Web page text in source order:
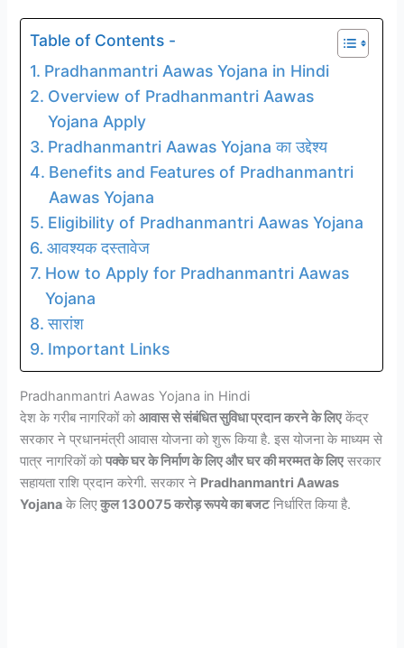
Table of Contents -
Pradhanmantri Aawas Yojana in Hindi
Overview of Pradhanmantri Aawas
Yojana Apply
Pradhanmantri Aawas Yojana का उद्देश्य
Benefits and Features of Pradhanmantri
Aawas Yojana
Eligibility of Pradhanmantri Aawas Yojana
आवश्यक दस्तावेज
How to Apply for Pradhanmantri Aawas
Yojana
सारांश
Important Links
Pradhanmantri Aawas Yojana in Hindi
देश के गरीब नागरिकों कोआवास से संबंधित सुविधा प्रदान करने के लिएकेंद्र
सरकार ने प्रधानमंत्री आवास योजना को शुरू किया है. इस योजना के माध्यम से
पात्र नागरिकों कोपक्के घर के निर्माण के लिए और घर की मरम्मत के लिएसरकार
सहायता राशि प्रदान करेगी. सरकार ने Pradhanmantri Aawas
Yojana के लिएकुल 130075 करोड़ रूपये का बजटनिर्धारित किया है.